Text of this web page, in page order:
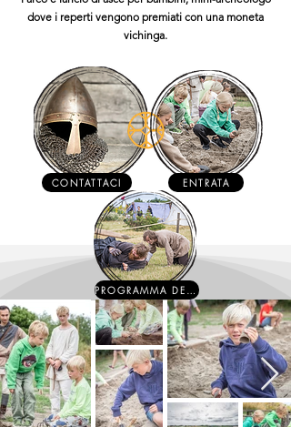
dove i reperti vengono premiati con una moneta
vichinga.
CONTATTACI ENTRATA
PROGRAMMA DELL'ANNO